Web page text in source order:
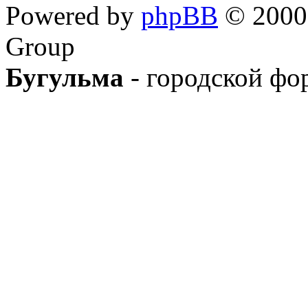
Powered by phpBB ©
Group
Бугульма - городской